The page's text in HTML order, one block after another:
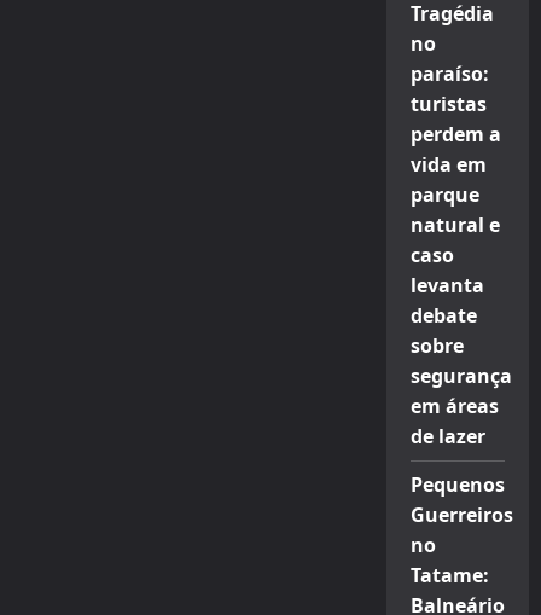
Tragédia
no
paraíso:
turistas
perdem a
vida em
parque
natural e
caso
levanta
debate
sobre
segurança
em áreas
de lazer
Pequenos
Guerreiros
no
Tatame:
Balneário